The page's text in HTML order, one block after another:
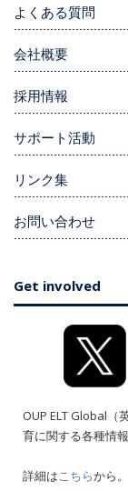
よくある質問
会社概要
採用情報
サポート活動
リンク集
お問い合わせ
Get involved
OUP ELT Global（
育に関する各種情
詳細はこちらから。